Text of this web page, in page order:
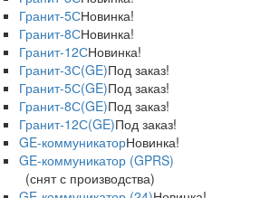
Гранит-5СНовинка!
Гранит-8СНовинка!
Гранит-12СНовинка!
Гранит-3С(GE)Под заказ!
Гранит-5С(GE)Под заказ!
Гранит-8С(GE)Под заказ!
Гранит-12С(GE)Под заказ!
GE-коммуникаторНовинка!
GE-коммуникатор (GPRS)
(снят с производства)